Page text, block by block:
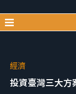
經濟
投資臺灣三大方